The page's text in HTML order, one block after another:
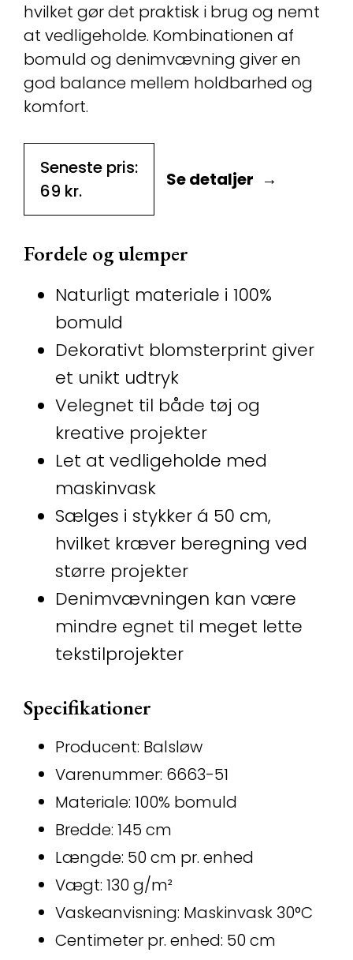
hvilket gør det praktisk i brug og nemt
at vedligeholde. Kombinationen af
bomuld og denimvævning giver en
god balance mellem holdbarhed og
komfort.
Fordele og ulemper
Naturligt materiale i 100%
bomuld
Dekorativt blomsterprint giver
et unikt udtryk
Velegnet til både tøj og
kreative projekter
Let at vedligeholde med
maskinvask
Sælges i stykker á 50 cm,
hvilket kræver beregning ved
større projekter
Denimvævningen kan være
mindre egnet til meget lette
tekstilprojekter
Specifikationer
Producent: Balsløw
Varenummer: 6663-51
Materiale: 100% bomuld
Bredde: 145 cm
Længde: 50 cm pr. enhed
Vægt: 130 g/m²
Vaskeanvisning: Maskinvask 30°C
Centimeter pr. enhed: 50 cm
Seneste pris:
69 kr.
Se detaljer